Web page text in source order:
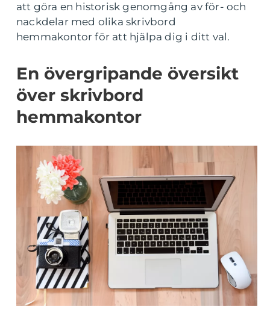
att göra en historisk genomgång av för- och
nackdelar med olika skrivbord
hemmakontor för att hjälpa dig i ditt val.
En övergripande översikt
över skrivbord
hemmakontor